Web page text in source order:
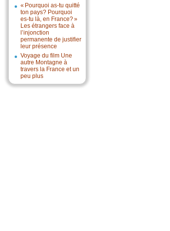
« Pourquoi as-tu quitté
ton pays? Pourquoi
es-tu là, en France? »
Les étrangers face à
l’injonction
permanente de justifier
leur présence
Voyage du film Une
autre Montagne à
travers la France et un
peu plus